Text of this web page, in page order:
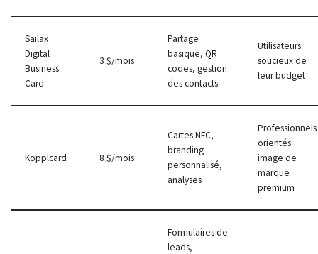
Sailax
Digital
Business
Card
3 $/mois
Partage
basique, QR
codes, gestion
des contacts
Utilisateurs
soucieux de
leur budget
Kopplcard 8 $/mois
Cartes NFC,
branding
personnalisé,
analyses
Professionnels
orientés
image de
marque
premium
Formulaires de
leads,